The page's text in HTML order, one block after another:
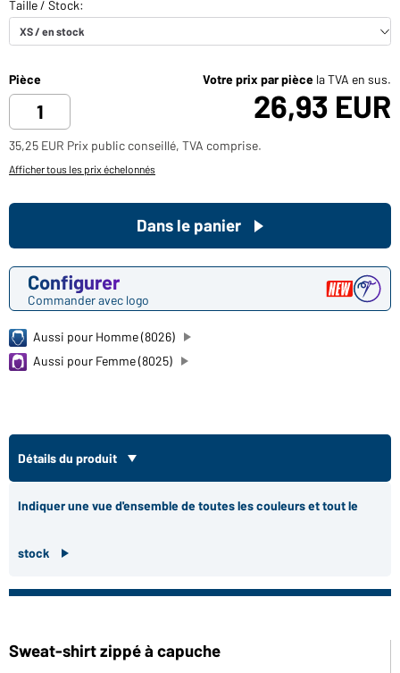
Pièce Votre prix par pièce la TVA en sus.
26,93 EUR
35,25 EUR Prix public conseillé, TVA comprise.
Afficher tous les prix échelonnés
Configurer
Commander avec logo
Dans le panier
Aussi pour Homme (8026)
Aussi pour Femme (8025)
Détails du produit
Indiquer une vue d'ensemble de toutes les couleurs et tout le
stock
Sweat-shirt zippé à capuche